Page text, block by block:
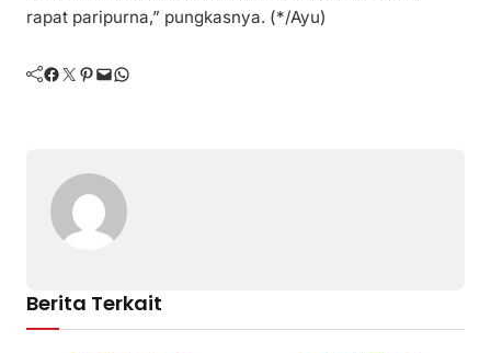
rapat paripurna,” pungkasnya. (*/Ayu)
Facebook Twitter Pinterest Mail WhatsApp
Berita Terkait